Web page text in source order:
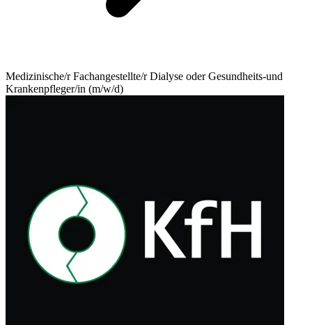
Medizinische/r Fachangestellte/r Dialyse oder Gesundheits-und
Krankenpfleger/in (m/w/d)